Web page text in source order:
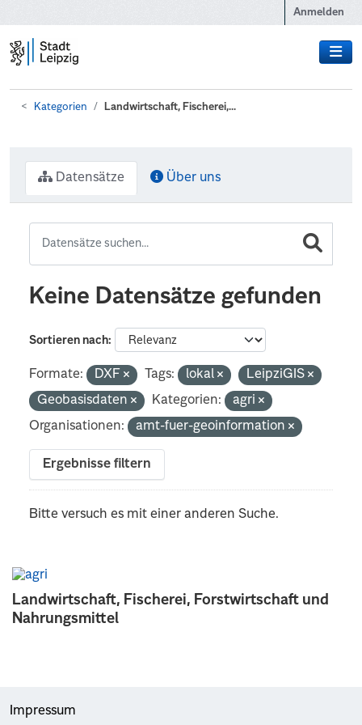
Anmelden
Kategorien Landwirtschaft, Fischerei,...
Landwirtschaft, Fischerei, Forstwirtschaft und
Nahrungsmittel
Datensätze Über uns
Keine Datensätze gefunden
Sortieren nach
Formate: DXF Tags: lokal
LeipziGIS
Geobasisdaten
Kategorien:
agri
Organisationen:
amt-fuer-geoinformation
Ergebnisse filtern
Bitte versuch es mit einer anderen Suche.
Impressum